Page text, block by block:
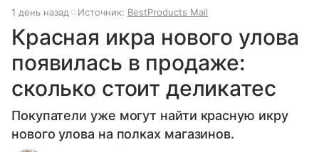
1 день назад Источник: BestProducts Mail
Красная икра нового улова
появилась в продаже:
сколько стоит деликатес
Покупатели уже могут найти красную икру
нового улова на полках магазинов.